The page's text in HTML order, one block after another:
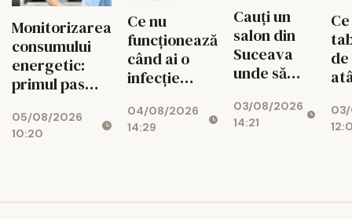
Monitorizarea
consumului
energetic:
primul pas
reducerea
costurilor
05/08/2026
10:20
Ce nu
funcționează
când ai o
infecție
recurentă și
ce poate
04/08/2026
14:29
Cauți un
salon din
Suceava
unde să
definitivă?
Află despre
03/08/2026
14:21